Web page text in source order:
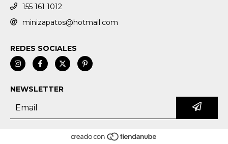
155 161 1012
minizapatos@hotmail.com
REDES SOCIALES
NEWSLETTER